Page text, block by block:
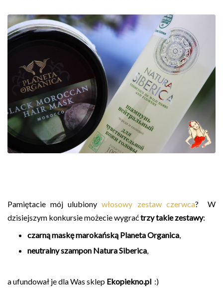
Pamiętacie mój ulubionywłosowy zestaw czerwca? W
dzisiejszym konkursie możecie wygraćtrzy takie zestawy:
czarną maskę marokańską Planeta Organica,
neutralny szampon Natura Siberica,
a ufundował je dla Was sklep Ekopiekno.pl :)